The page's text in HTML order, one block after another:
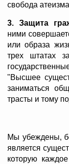
свобода
3. Защита
ними
или образа
трех штатах
"Высшее
заниматься
трасты и тому
Мы убеждены,
является
которую